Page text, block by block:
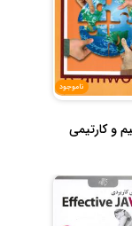
ناموجود
و کارتیمی